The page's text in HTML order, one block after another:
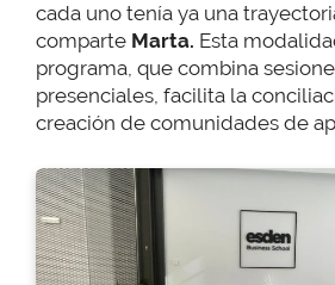
cada uno tenía ya una
comparte Marta. Esta
programa, que combina
presenciales, facilita la
creación de comunidades de